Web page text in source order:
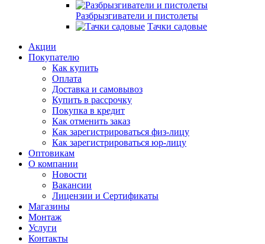
Разбрызгиватели и пистолеты
Тачки садовые
Акции
Покупателю
Как купить
Оплата
Доставка и самовывоз
Купить в рассрочку
Покупка в кредит
Как отменить заказ
Как зарегистрироваться физ-лицу
Как зарегистрироваться юр-лицу
Оптовикам
О компании
Новости
Вакансии
Лицензии и Сертификаты
Магазины
Монтаж
Услуги
Контакты